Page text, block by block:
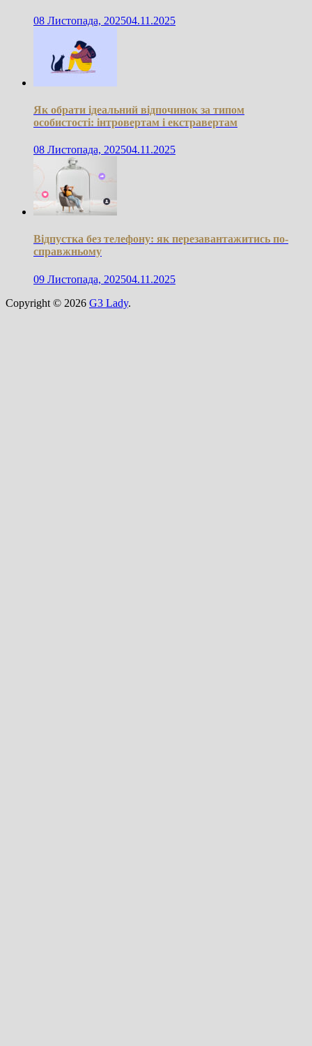
08 Листопада, 202504.11.2025
Як обрати ідеальний відпочинок за типом
особистості: інтровертам і екстравертам
08 Листопада, 202504.11.2025
Відпустка без телефону: як перезавантажитись по-
справжньому
09 Листопада, 202504.11.2025
Copyright © 2026 G3 Lady.